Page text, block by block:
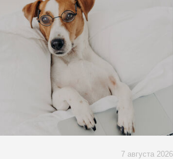
7 августа 2026